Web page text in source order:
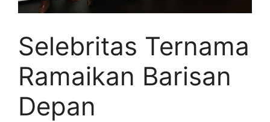
Selebritas Ternama
Ramaikan Barisan
Depan